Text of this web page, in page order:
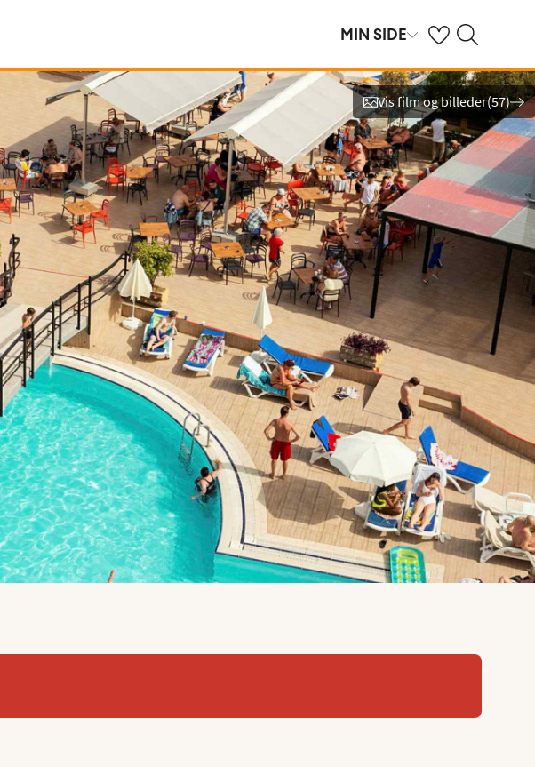
MIN SIDE Se dine gemte
Søg på spies.dk
Vis film og billeder(57)